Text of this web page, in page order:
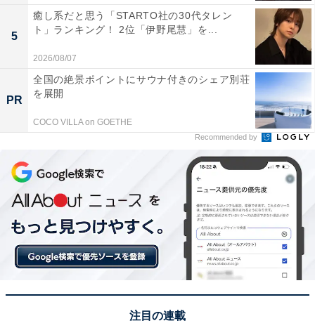
View this post on Instagram
5
癒し系だと思う「STARTO社の30代タレン
ト」ランキング！ 2位「伊野尾慧」を...
2026/08/07
PR
全国の絶景ポイントにサウナ付きのシェア別荘
を展開
COCO VILLA on GOETHE
Recommended by
注目の連載